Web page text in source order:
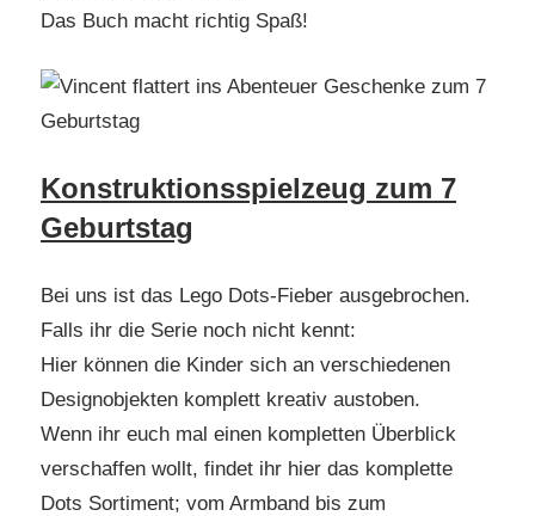
Das Buch macht richtig Spaß!
Konstruktionsspielzeug zum 7
Geburtstag
Bei uns ist das Lego Dots-Fieber ausgebrochen.
Falls ihr die Serie noch nicht kennt:
Hier können die Kinder sich an verschiedenen
Designobjekten komplett kreativ austoben.
Wenn ihr euch mal einen kompletten Überblick
verschaffen wollt, findet ihr hier das komplette
Dots Sortiment; vom Armband bis zum